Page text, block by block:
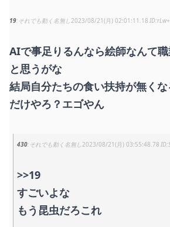
19 それでも動く名無し2023/08/21(月) 02:01:11.18
AIで事足りるんなら絵師なんて
と思うがな
結局自分たちの食い扶持が無く
だけやろ？エゴやん
430 それでも動く名無し2023/08/21(月) 03:55:48.78
>>19
すごいよな
もう昆虫だろこれ